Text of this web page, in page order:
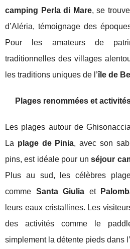
camping Perla di Mare, se
d’Aléria, témoignage des
Pour les amateurs de
traditionnelles des villages
les traditions uniques de l’île de
Plages renommées et
Les plages autour de
La plage de Pinia, avec son
pins, est idéale pour unséjour
Plus au sud, les célèbres
comme Santa Giulia et
leurs eaux cristallines. Les
des activités comme le
simplement la détente pieds dans